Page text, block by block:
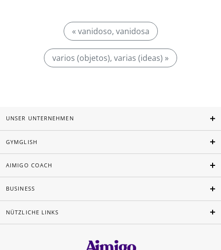
« vanidoso, vanidosa
varios (objetos), varias (ideas) »
UNSER UNTERNEHMEN
GYMGLISH
AIMIGO COACH
BUSINESS
NÜTZLICHE LINKS